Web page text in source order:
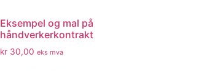
Eksempel og mal på
håndverkerkontrakt
kr30,00 eks mva